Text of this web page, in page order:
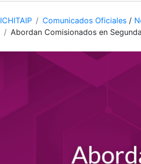
ICHITAIP Comunicados Oficiales /
Abordan Comisionados en